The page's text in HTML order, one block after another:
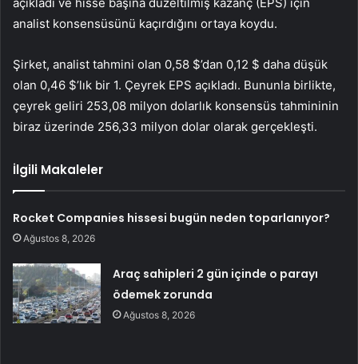
analist konsensüsünü kaçırdığını ortaya koydu.
Şirket, analist tahmini olan 0,58 $’dan 0,12 $ daha düşük
olan 0,46 $’lık bir 1. Çeyrek EPS açıkladı. Bununla birlikte,
çeyrek geliri 253,08 milyon dolarlık konsensüs tahmininin
biraz üzerinde 256,33 milyon dolar olarak gerçekleşti.
İlgili Makaleler
Rocket Companies hissesi bugün neden toparlanıyor?
Ağustos 8, 2026
Araç sahipleri 2 gün içinde o parayı
ödemek zorunda
Ağustos 8, 2026